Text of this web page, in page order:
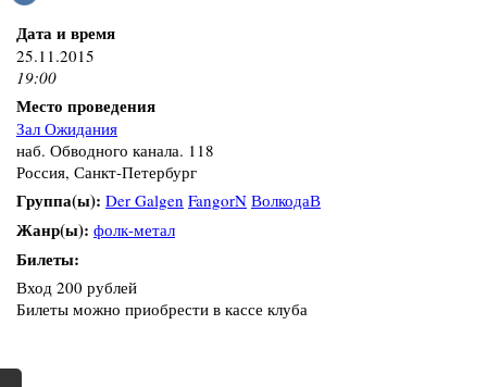
Дата и время
25.11.2015
19:00
Место проведения
Зал Ожидания
наб. Обводного канала. 118
Россия, Санкт-Петербург
Группа(ы): Der Galgen FangorN ВолкодаВ
Жанр(ы): фолк-метал
Билеты:
Вход 200 рублей
Билеты можно приобрести в кассе клуба